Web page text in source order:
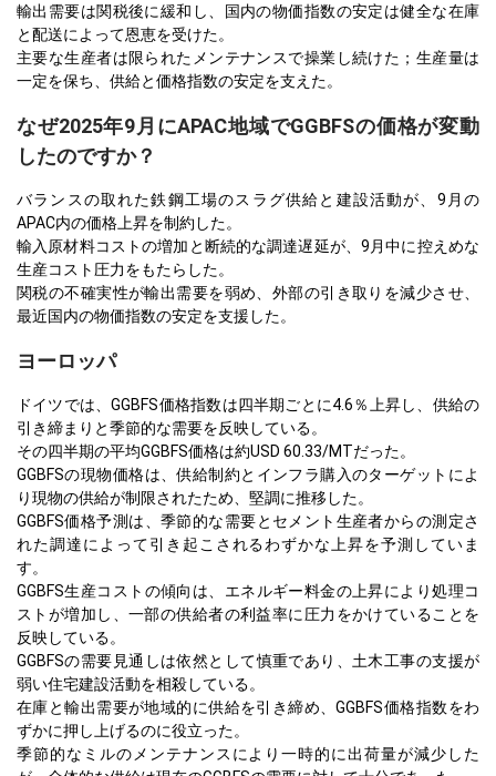
輸出需要は関税後に緩和し、国内の物価指数の安定は健全な在庫
と配送によって恩恵を受けた。
主要な生産者は限られたメンテナンスで操業し続けた；生産量は
一定を保ち、供給と価格指数の安定を支えた。
なぜ2025年9月にAPAC地域でGGBFSの価格が変動
したのですか？
バランスの取れた鉄鋼工場のスラグ供給と建設活動が、9月の
APAC内の価格上昇を制約した。
輸入原材料コストの増加と断続的な調達遅延が、9月中に控えめな
生産コスト圧力をもたらした。
関税の不確実性が輸出需要を弱め、外部の引き取りを減少させ、
最近国内の物価指数の安定を支援した。
ヨーロッパ
ドイツでは、GGBFS価格指数は四半期ごとに4.6％上昇し、供給の
引き締まりと季節的な需要を反映している。
その四半期の平均GGBFS価格は約USD 60.33/MTだった。
GGBFSの現物価格は、供給制約とインフラ購入のターゲットによ
り現物の供給が制限されたため、堅調に推移した。
GGBFS価格予測は、季節的な需要とセメント生産者からの測定さ
れた調達によって引き起こされるわずかな上昇を予測していま
す。
GGBFS生産コストの傾向は、エネルギー料金の上昇により処理コ
ストが増加し、一部の供給者の利益率に圧力をかけていることを
反映している。
GGBFSの需要見通しは依然として慎重であり、土木工事の支援が
弱い住宅建設活動を相殺している。
在庫と輸出需要が地域的に供給を引き締め、GGBFS価格指数をわ
ずかに押し上げるのに役立った。
季節的なミルのメンテナンスにより一時的に出荷量が減少した